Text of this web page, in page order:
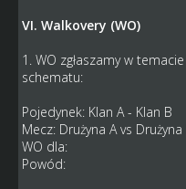
VI. Walkovery (WO)
1. WO zgłaszamy w
schematu:
Pojedynek: Klan A - Klan B
Mecz: Drużyna A vs Drużyna
WO dla:
Powód: